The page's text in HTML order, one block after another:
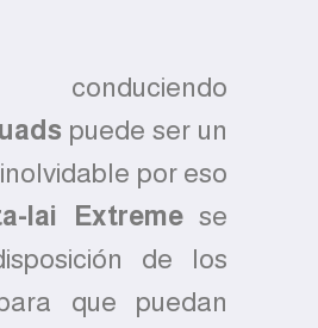
conduciendo
puede ser un
por eso
lai Extremese
de los
que puedan